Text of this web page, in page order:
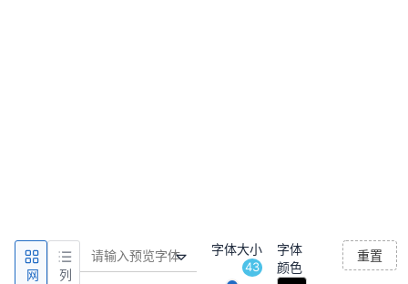
网
列
字体大小
43
字体
颜色
重置